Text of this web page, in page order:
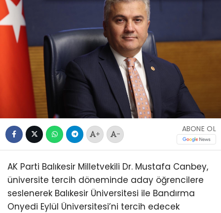
+ -
ABONE OL
AK Parti Balıkesir Milletvekili Dr. Mustafa Canbey,
üniversite tercih döneminde aday öğrencilere
seslenerek Balıkesir Üniversitesi ile Bandırma
Onyedi Eylül Üniversitesi’ni tercih edecek